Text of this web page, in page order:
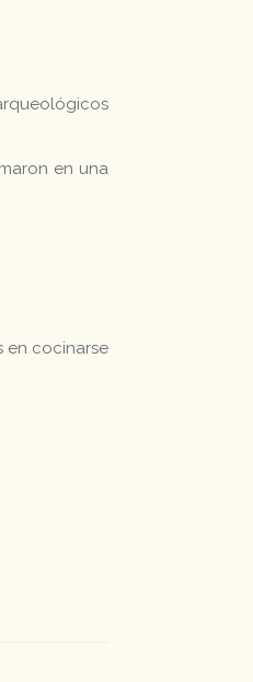
en una
en cocinarse